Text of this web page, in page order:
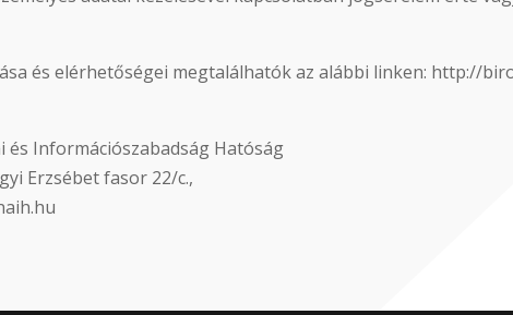
és elérhetőségei megtalálhatók az alábbi linken: http://
és Információszabadság Hatóság
Erzsébet fasor 22/c.,